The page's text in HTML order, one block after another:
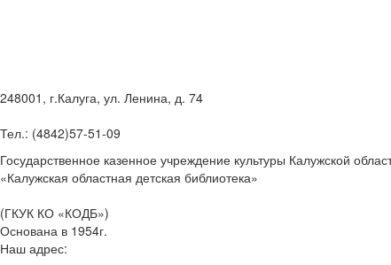
248001, г.Калуга, ул. Ленина, д. 74
Тел.: (4842)57-51-09
Государственное казенное учреждение культуры Калужской
«Калужская областная детская библиотека»
(ГКУК КО «КОДБ»)
Основана в 1954г.
Наш адрес: